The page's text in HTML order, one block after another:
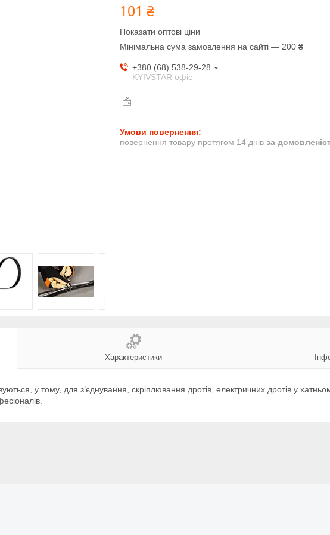
101 ₴
Показати оптові ціни
Мінімальна сума замовлення на сайті — 200 ₴
+380 (68) 538-29-28
KYIVSTAR офіс
повернення товару протягом 14 днів за
Характеристики
у тому, для з’єднування, скріплювання дротів, електричних дротів у